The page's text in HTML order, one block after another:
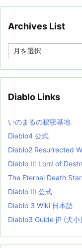
Archives List
e
i
s
t
Diablo Links
いのまるの秘密基地
Diablo4 公式
Diablo2 Resurrected
Diablo II: Lord of
The Eternal Death Star
Diablo III 公式
Diablo 3 Wiki 日本語
Diablo3 Guide jP (犬小